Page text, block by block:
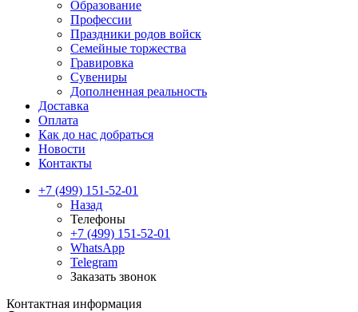
Образование
Профессии
Праздники родов войск
Семейные торжества
Гравировка
Сувениры
Дополненная реальность
Доставка
Оплата
Как до нас добраться
Новости
Контакты
+7 (499) 151-52-01
Назад
Телефоны
+7 (499) 151-52-01
WhatsApp
Telegram
Заказать звонок
Контактная информация